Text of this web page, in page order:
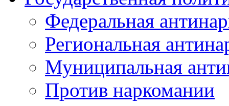
Федеральная
Региональная
Муниципальная
Против наркомании